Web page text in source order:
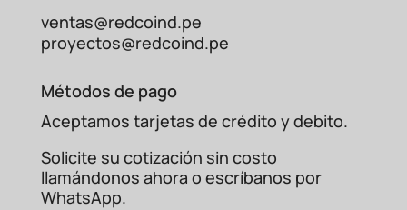
ventas@redcoind.pe
proyectos@redcoind.pe
Métodos de pago
Aceptamos tarjetas de crédito y debito.
Solicite su cotización sin costo
llamándonos ahora o escríbanos por
WhatsApp.